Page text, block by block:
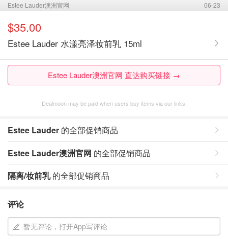
Estee Lauder澳洲官网 06-23
$35.00
Estee Lauder 水漾亮泽妆前乳 15ml
Estee Lauder澳洲官网 直达购买链接 →
Dealmoon may be paid when users buy items via our links.
Estee Lauder 的全部促销商品
Estee Lauder澳洲官网 的全部促销商品
隔离/妆前乳的全部促销商品
评论
暂无评论，打开App写评论